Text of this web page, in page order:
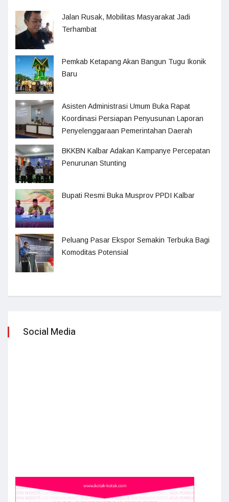
Jalan Rusak, Mobilitas Masyarakat Jadi
Terhambat
Pemkab Ketapang Akan Bangun Tugu Ikonik
Baru
Asisten Administrasi Umum Buka Rapat
Koordinasi Persiapan Penyusunan Laporan
Penyelenggaraan Pemerintahan Daerah
BKKBN Kalbar Adakan Kampanye Percepatan
Penurunan Stunting
Bupati Resmi Buka Musprov PPDI Kalbar
Peluang Pasar Ekspor Semakin Terbuka Bagi
Komoditas Potensial
Social Media